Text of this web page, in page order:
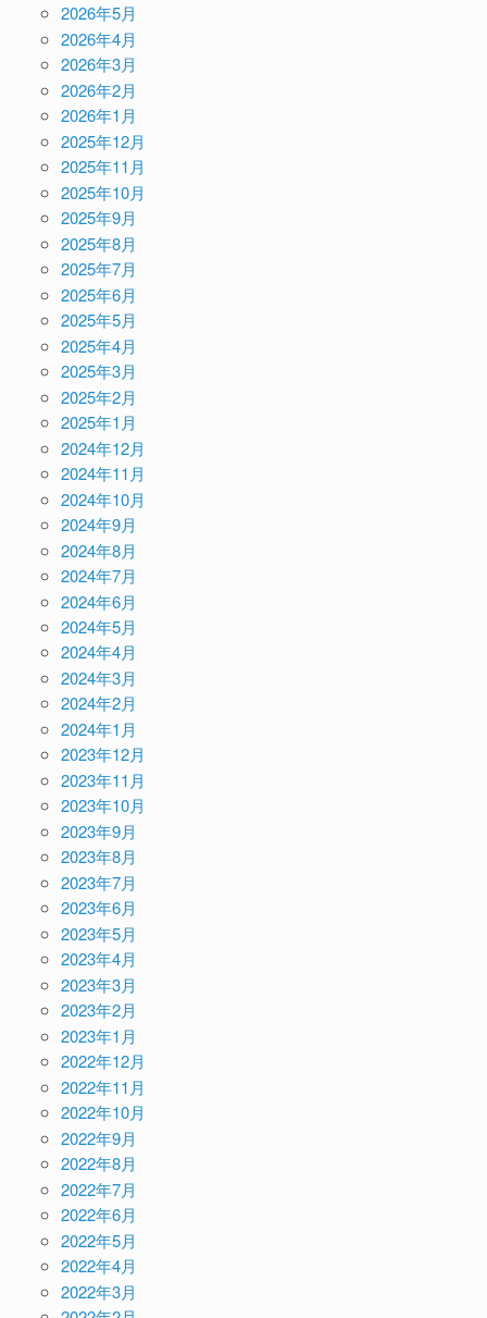
2026年5月
2026年4月
2026年3月
2026年2月
2026年1月
2025年12月
2025年11月
2025年10月
2025年9月
2025年8月
2025年7月
2025年6月
2025年5月
2025年4月
2025年3月
2025年2月
2025年1月
2024年12月
2024年11月
2024年10月
2024年9月
2024年8月
2024年7月
2024年6月
2024年5月
2024年4月
2024年3月
2024年2月
2024年1月
2023年12月
2023年11月
2023年10月
2023年9月
2023年8月
2023年7月
2023年6月
2023年5月
2023年4月
2023年3月
2023年2月
2023年1月
2022年12月
2022年11月
2022年10月
2022年9月
2022年8月
2022年7月
2022年6月
2022年5月
2022年4月
2022年3月